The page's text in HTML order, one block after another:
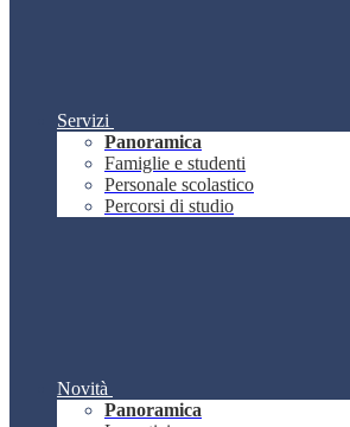
Servizi
Panoramica
Famiglie e studenti
Personale scolastico
Percorsi di studio
Novità
Panoramica